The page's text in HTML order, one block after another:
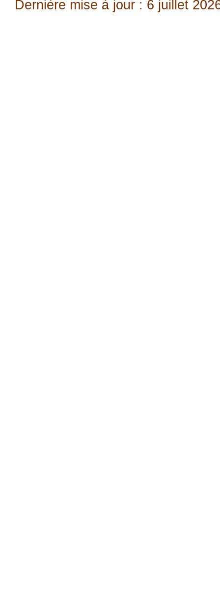
Dernière mise à jour : 6 juillet